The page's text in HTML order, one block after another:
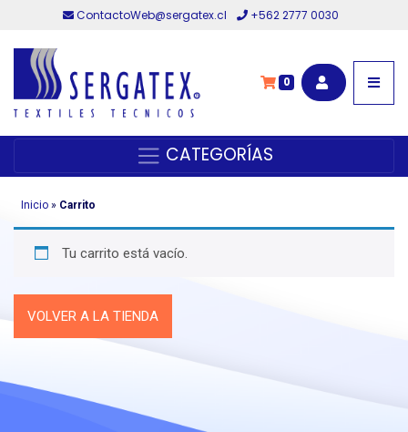
ContactoWeb@sergatex.cl +562 2777 0030
0
CATEGORÍAS
Inicio» Carrito
Tu carrito está vacío.
VOLVER A LA TIENDA